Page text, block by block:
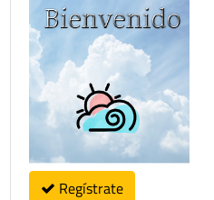
Regístrate